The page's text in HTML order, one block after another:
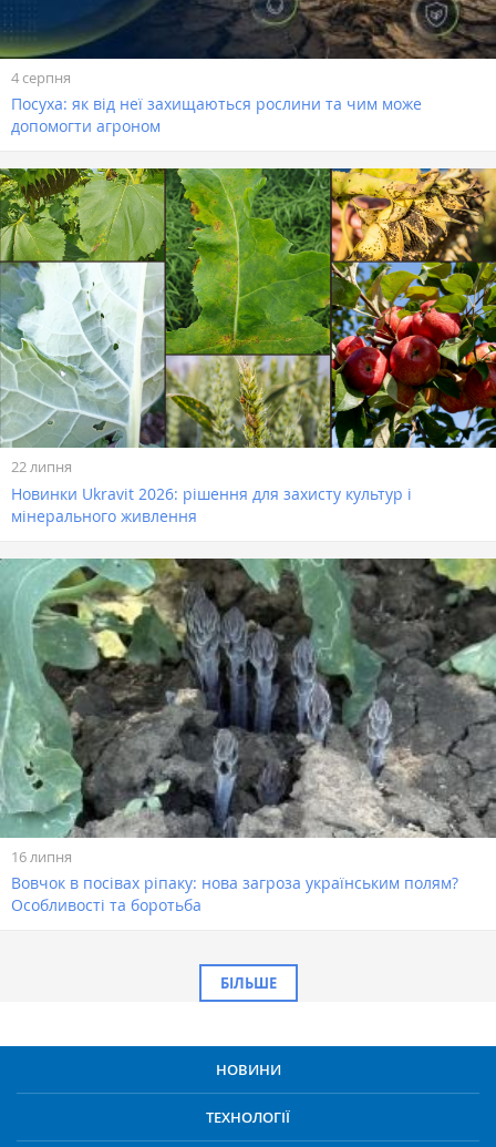
4 серпня
Посуха: як від неї захищаються рослини та чим може
допомогти агроном
22 липня
Новинки Ukravit 2026: рішення для захисту культур і
мінерального живлення
16 липня
Вовчок в посівах ріпаку: нова загроза українським полям?
Особливості та боротьба
БІЛЬШЕ
НОВИНИ
ТЕХНОЛОГІЇ